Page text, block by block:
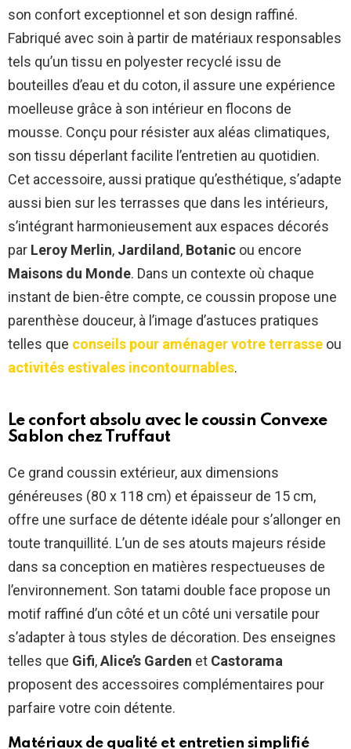
son confort exceptionnel et son design raffiné.
Fabriqué avec soin à partir de matériaux responsables
tels qu’un tissu en polyester recyclé issu de
bouteilles d’eau et du coton, il assure une expérience
moelleuse grâce à son intérieur en flocons de
mousse. Conçu pour résister aux aléas climatiques,
son tissu déperlant facilite l’entretien au quotidien.
Cet accessoire, aussi pratique qu’esthétique, s’adapte
aussi bien sur les terrasses que dans les intérieurs,
s’intégrant harmonieusement aux espaces décorés
par Leroy Merlin, Jardiland, Botanic ou encore
Maisons du Monde. Dans un contexte où chaque
instant de bien-être compte, ce coussin propose une
parenthèse douceur, à l’image d’astuces pratiques
telles que conseils pour aménager votre terrasse ou
activités estivales incontournables.
Le confort absolu avec le coussin Convexe
Sablon chez Truffaut
Ce grand coussin extérieur, aux dimensions
généreuses (80 x 118 cm) et épaisseur de 15 cm,
offre une surface de détente idéale pour s’allonger en
toute tranquillité. L’un de ses atouts majeurs réside
dans sa conception en matières respectueuses de
l’environnement. Son tatami double face propose un
motif raffiné d’un côté et un côté uni versatile pour
s’adapter à tous styles de décoration. Des enseignes
telles que Gifi,Alice’s Garden et Castorama
proposent des accessoires complémentaires pour
parfaire votre coin détente.
Matériaux de qualité et entretien simplifié